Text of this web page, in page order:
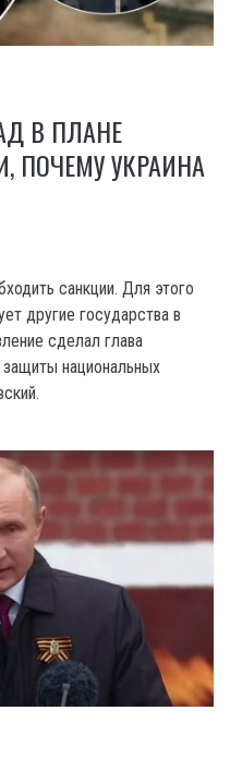
В ПЛАНЕ
ПОЧЕМУ УКРАИНА
санкции. Для этого
другие государства в
сделал глава
защиты национальных